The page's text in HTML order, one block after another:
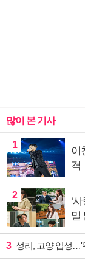
많이 본 기사
1
이
격
2
‘
밀
3 성리, 고양 입성…'